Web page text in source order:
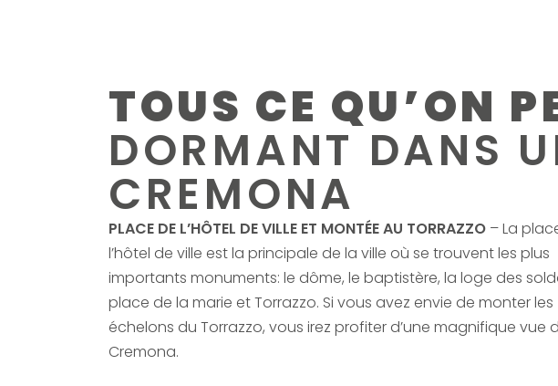
TOUS CE QU’ON
DORMANT DANS
CREMONA
PLACE DE L’HÔTEL DE VILLE ET MONTÉE AU TORRAZZO – La
l’hôtel de ville est la principale de la ville où se trouvent les plus
importants monuments: le dôme, le baptistère, la loge des
place de la marie et Torrazzo. Si vous avez envie de monter les
échelons du Torrazzo, vous irez profiter d’une magnifique vue
Cremona.